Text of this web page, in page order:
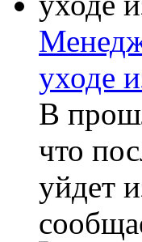
уходе
В
что
уйдет